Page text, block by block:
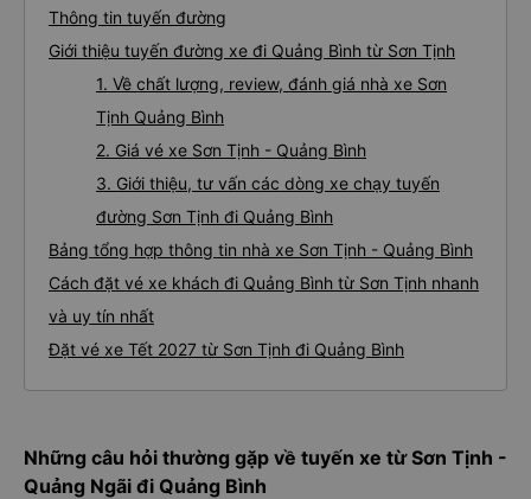
Thông tin tuyến đường
Giới thiệu tuyến đường xe đi Quảng Bình từ Sơn Tịnh
1. Về chất lượng, review, đánh giá nhà xe Sơn
Tịnh Quảng Bình
2. Giá vé xe Sơn Tịnh - Quảng Bình
3. Giới thiệu, tư vấn các dòng xe chạy tuyến
đường Sơn Tịnh đi Quảng Bình
Bảng tổng hợp thông tin nhà xe Sơn Tịnh - Quảng Bình
Cách đặt vé xe khách đi Quảng Bình từ Sơn Tịnh nhanh
và uy tín nhất
Đặt vé xe Tết 2027 từ Sơn Tịnh đi Quảng Bình
Những câu hỏi thường gặp về tuyến xe từ Sơn Tịnh -
Quảng Ngãi đi Quảng Bình